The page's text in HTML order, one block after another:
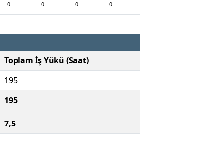
0 0 0 0
Toplam İş Yükü (Saat)
195
195
7,5